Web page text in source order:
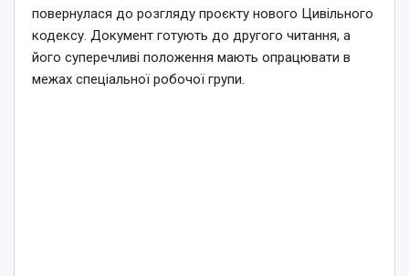
повернулася до розгляду проєкту нового Цивільного
кодексу. Документ готують до другого читання, а
його суперечливі положення мають опрацювати в
межах спеціальної робочої групи.